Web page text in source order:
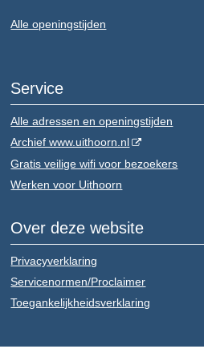
Alle openingstijden
Service
Alle adressen en openingstijden
Archief www.uithoorn.nl
Gratis veilige wifi voor bezoekers
Werken voor Uithoorn
Over deze website
Privacyverklaring
Servicenormen/Proclaimer
Toegankelijkheidsverklaring